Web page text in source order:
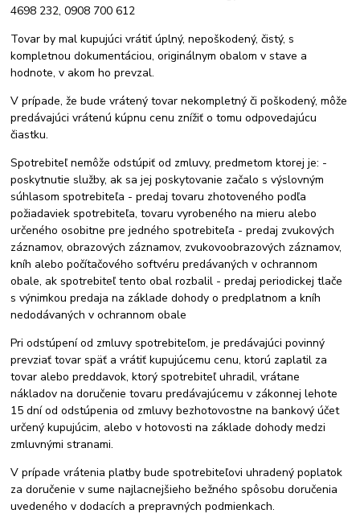
4698 232, 0908 700 612
Tovar by mal kupujúci vrátiť úplný, nepoškodený, čistý, s
kompletnou dokumentáciou, originálnym obalom v stave a
hodnote, v akom ho prevzal.
V prípade, že bude vrátený tovar nekompletný či poškodený, môže
predávajúci vrátenú kúpnu cenu znížiť o tomu odpovedajúcu
čiastku.
Spotrebiteľ nemôže odstúpiť od zmluvy, predmetom ktorej je: -
poskytnutie služby, ak sa jej poskytovanie začalo s výslovným
súhlasom spotrebiteľa - predaj tovaru zhotoveného podľa
požiadaviek spotrebiteľa, tovaru vyrobeného na mieru alebo
určeného osobitne pre jedného spotrebiteľa - predaj zvukových
záznamov, obrazových záznamov, zvukovoobrazových záznamov,
kníh alebo počítačového softvéru predávaných v ochrannom
obale, ak spotrebiteľ tento obal rozbalil - predaj periodickej tlače
s výnimkou predaja na základe dohody o predplatnom a kníh
nedodávaných v ochrannom obale
Pri odstúpení od zmluvy spotrebiteľom, je predávajúci povinný
prevziať tovar späť a vrátiť kupujúcemu cenu, ktorú zaplatil za
tovar alebo preddavok, ktorý spotrebiteľ uhradil, vrátane
nákladov na doručenie tovaru predávajúcemu v zákonnej lehote
15 dní od odstúpenia od zmluvy bezhotovostne na bankový účet
určený kupujúcim, alebo v hotovosti na základe dohody medzi
zmluvnými stranami.
V prípade vrátenia platby bude spotrebiteľovi uhradený poplatok
za doručenie v sume najlacnejšieho bežného spôsobu doručenia
uvedeného v dodacích a prepravných podmienkach.